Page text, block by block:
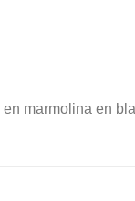
marmolina en